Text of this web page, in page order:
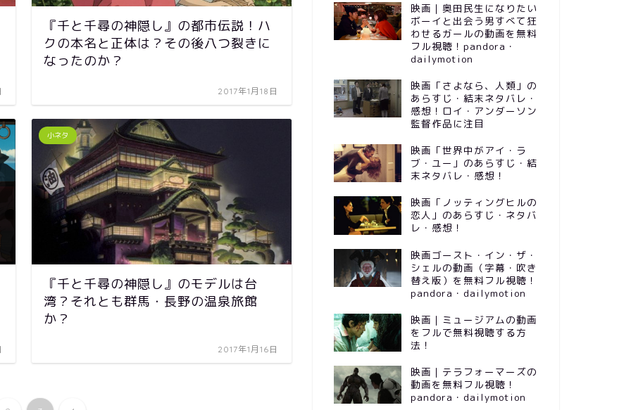
『千と千尋の神隠し』の都市伝説！ハ
クの本名と正体は？その後八つ裂きに
なったのか？
2017年1月18日
小ネタ
『千と千尋の神隠し』のモデルは台
湾？それとも群馬・長野の温泉旅館
か？
2017年1月16日
映画｜奥田民生になりたい
ボーイと出会う男すべて狂
わせるガールの動画を無料
フル視聴！pandora・
dailymotion
映画「さよなら、人類」の
あらすじ・結末ネタバレ・
感想！ロイ・アンダーソン
監督作品に注目
映画「世界中がアイ・ラ
ブ・ユー」のあらすじ・結
末ネタバレ・感想！
映画「ノッティングヒルの
恋人」のあらすじ・ネタバ
レ・感想！
映画ゴースト・イン・ザ・
シェルの動画（字幕・吹き
替え版）を無料フル視聴！
pandora・dailymotion
映画｜ミュージアムの動画
をフルで無料視聴する方
法！
映画｜テラフォーマーズの
動画を無料フル視聴！
pandora・dailymotion